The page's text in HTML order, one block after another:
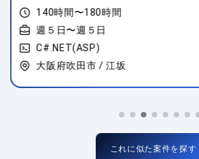
140時間〜180時間
週５日〜週５日
C#.NET(ASP)
京都府京都市山科区 / 山科
これに似た案件を探す